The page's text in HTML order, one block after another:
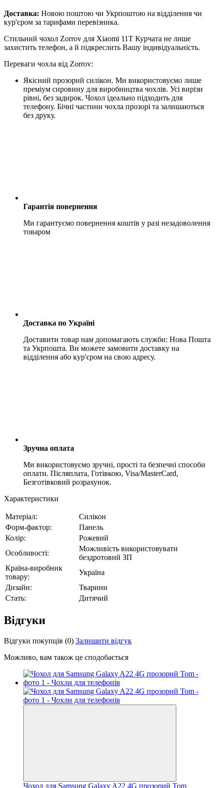
Доставка: Новою поштою чи Укрпоштою на відділення чи
кур'єром за тарифами перевізника.
Стильний чохол Zorrov для Xiaomi 11T Курчата не лише
захистить телефон, а й підкреслить Вашу індивідуальність.
Переваги чохла від Zorrov:
Якісний прозорий силікон. Ми використовуємо лише
преміум сировину для виробництва чохлів. Усі вирізи
рівні, без задирок. Чохол ідеально підходить для
телефону. Бічні частини чохла прозорі та залишаються
без друку.
Гарантія повернення
Ми гарантуємо повернення коштів у разі незадоволення
товаром
Доставка по Україні
Доставити товар нам допомагають служби: Нова Пошта
та Укрпошта. Ви можете замовити доставку на
відділення або кур'єром на свою адресу.
Зручна оплата
Ми використовуємо зручні, прості та безпечні способи
оплати. Післяплата, Готівкою, Visa/MasterCard,
Безготівковий розрахунок.
Характеристики
Матеріал:
Силікон
Форм-фактор:
Панель
Колір:
Рожевий
Особливості:
Можливість використовувати
бездротовий ЗП
Країна-виробник
товару:
Україна
Дизайн:
Тварини
Стать:
Дитячий
Відгуки
Відгуки покупців (0) Залишити відгук
Можливо, вам також це сподобається
Чохол для Samsung Galaxy A22 4G прозорий Tom